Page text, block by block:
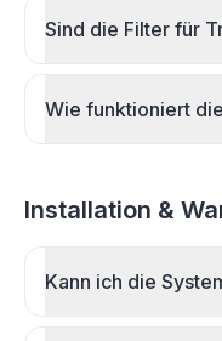
Sind die Filter für
Wie funktioniert
Installation &
Kann ich die